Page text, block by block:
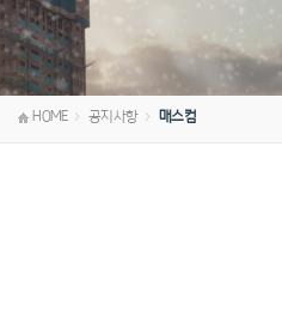
HOME＞공지사항＞ 매스컴